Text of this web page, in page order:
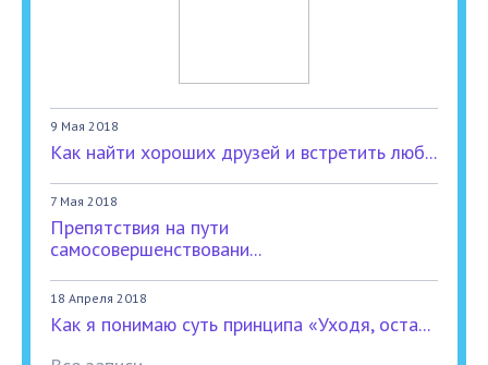
9 Мая 2018
Как найти хороших друзей и встретить люб...
7 Мая 2018
Препятствия на пути
самосовершенствовани...
18 Апреля 2018
Как я понимаю суть принципа «Уходя, оста...